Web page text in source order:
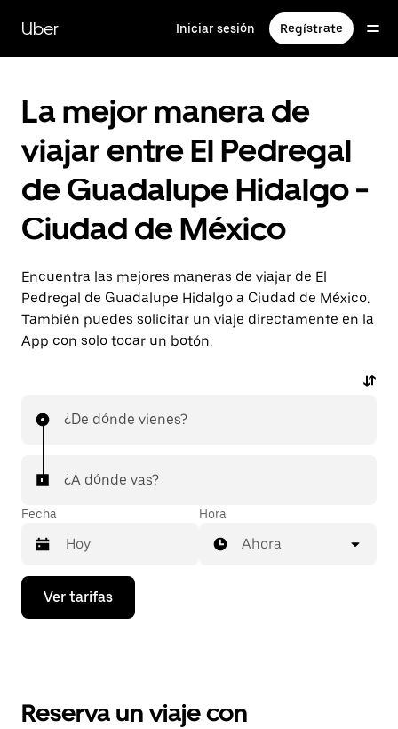
contenido
principal
Uber Iniciar sesión Regístrate
La mejor manera de
viajar entre El Pedregal
de Guadalupe Hidalgo -
Ciudad de México
Encuentra las mejores maneras de viajar de El
Pedregal de Guadalupe Hidalgo a Ciudad de México.
También puedes solicitar un viaje directamente en la
App con solo tocar un botón.
¿De dónde vienes?
¿A dónde vas?
Fecha
Presiona
flecha
el
Hora
Ahora
Ver tarifas
Reserva un viaje con